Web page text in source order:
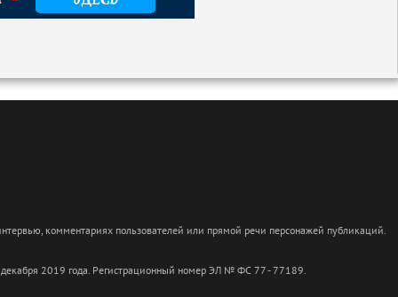
комментариях пользователей или прямой речи персонажей публикаций.
декабря 2019 года. Регистрационный номер ЭЛ № ФС 77 - 77189.